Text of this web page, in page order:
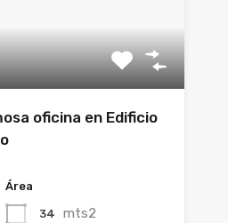
oficina en Edificio
Área
34 mts2